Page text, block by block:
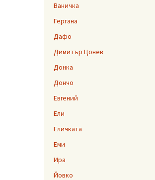
Ваничка
Гергана
Дафо
Димитър Цонев
Донка
Дончо
Евгений
Ели
Еличката
Еми
Ира
Йовко